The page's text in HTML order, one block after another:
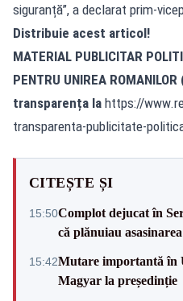
siguranță”, a declarat prim-
Distribuie acest articol!
MATERIAL PUBLICITAR
PENTRU UNIREA
transparența la https://
transparenta-publicitate-
CITEȘTE ȘI
15:50Complot dejucat în
că plănuiau
15:42Mutare importantă în
Magyar la președinție